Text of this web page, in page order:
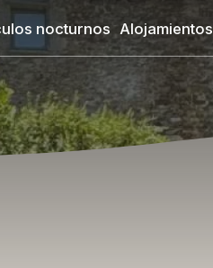
nocturnos Alojamientos